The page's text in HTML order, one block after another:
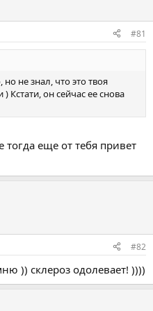
#81
не знал, что это твоя
он сейчас ее снова
тогда еще от тебя привет
#82
)) склероз одолевает! ))))